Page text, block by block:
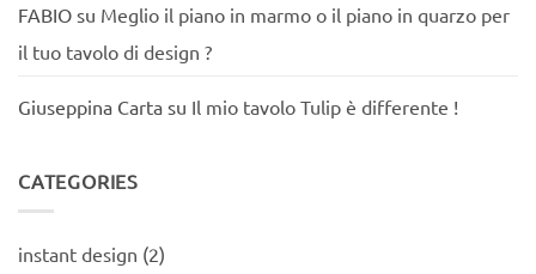
FABIO su Meglio il piano in marmo o il piano in quarzo per
il tuo tavolo di design ?
Giuseppina Carta su Il mio tavolo Tulip è differente !
CATEGORIES
instant design (2)